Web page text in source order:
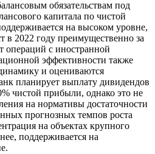
обязательствам под
капитала по чистой
на высоком уровне,
в 2022 году преимущественно за
операций с иностранной
эффективности также
и оцениваются
планирует выплату дивидендов
чистой прибыли, однако это не
на нормативы достаточности
прогнозных темпов роста
на объектах крупного
поддерживается на